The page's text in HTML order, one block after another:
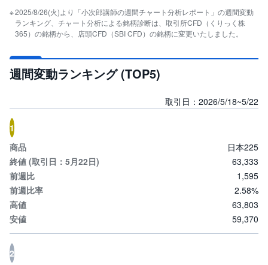
外
国
株
式
投
資
信
債
FX
お
ま
か
せ
投
資
PICK
2025/8/26(火)より「小次郎講師の週間チャート分析レポート」の週間変動
ランキング、チャート分析による銘柄診断は、取引所CFD（くりっく株
365）の銘柄から、店頭CFD（SBI CFD）の銘柄に変更いたしました。
週間変動ランキング (TOP5)
取引日：2026/5/18~5/22
1
日本225
63,333
1,595
2.58%
63,803
59,370
2